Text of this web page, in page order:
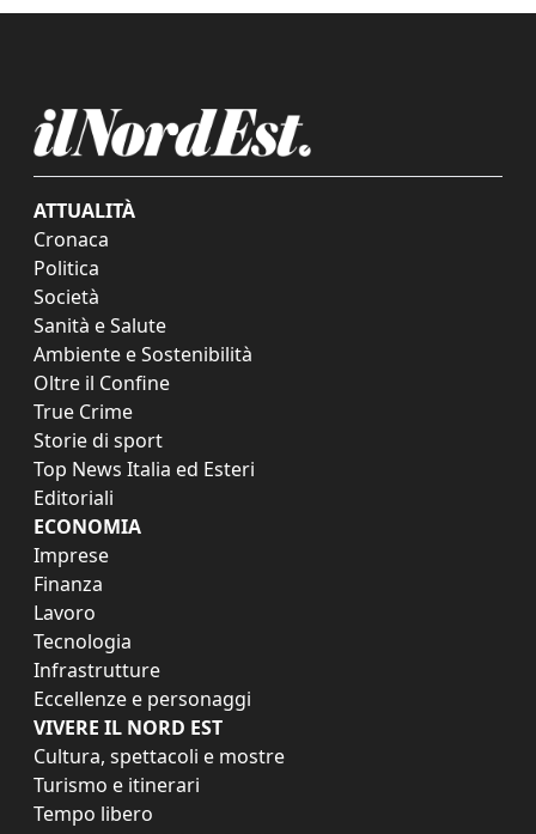
ATTUALITÀ
Cronaca
Politica
Società
Sanità e Salute
Ambiente e Sostenibilità
Oltre il Confine
True Crime
Storie di sport
Top News Italia ed Esteri
Editoriali
ECONOMIA
Imprese
Finanza
Lavoro
Tecnologia
Infrastrutture
Eccellenze e personaggi
VIVERE IL NORD EST
Cultura, spettacoli e mostre
Turismo e itinerari
Tempo libero